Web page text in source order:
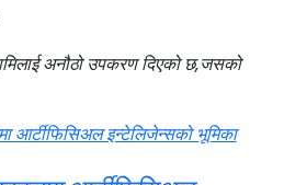
अनौठो उपकरण दिएको छ,जसको